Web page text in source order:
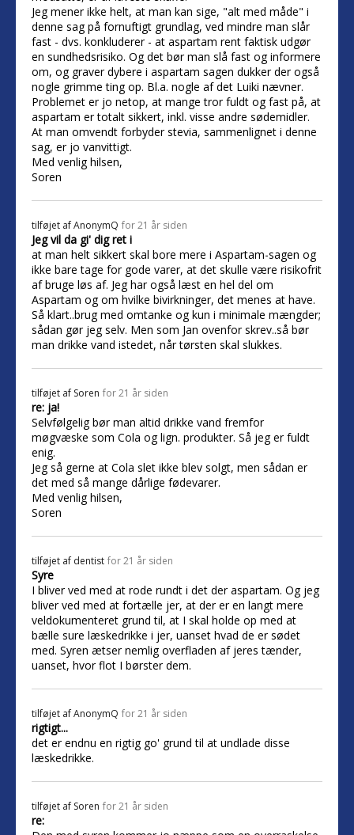
Jeg mener ikke helt, at man kan sige, "alt med måde" i
denne sag på fornuftigt grundlag, ved mindre man slår
fast - dvs. konkluderer - at aspartam rent faktisk udgør
en sundhedsrisiko. Og det bør man slå fast og informere
om, og graver dybere i aspartam sagen dukker der også
nogle grimme ting op. Bl.a. nogle af det Luiki nævner.
Problemet er jo netop, at mange tror fuldt og fast på, at
aspartam er totalt sikkert, inkl. visse andre sødemidler.
At man omvendt forbyder stevia, sammenlignet i denne
sag, er jo vanvittigt.
Med venlig hilsen,
Soren
tilføjet afAnonymQ for 21 år siden
Jeg vil da gi' dig ret i
at man helt sikkert skal bore mere i Aspartam-sagen og
ikke bare tage for gode varer, at det skulle være risikofrit
af bruge løs af. Jeg har også læst en hel del om
Aspartam og om hvilke bivirkninger, det menes at have.
Så klart..brug med omtanke og kun i minimale mængder;
sådan gør jeg selv. Men som Jan ovenfor skrev..så bør
man drikke vand istedet, når tørsten skal slukkes.
tilføjet af Soren for 21 år siden
re: ja!
Selvfølgelig bør man altid drikke vand fremfor
møgvæske som Cola og lign. produkter. Så jeg er fuldt
enig.
Jeg så gerne at Cola slet ikke blev solgt, men sådan er
det med så mange dårlige fødevarer.
Med venlig hilsen,
Soren
tilføjet af dentist for 21 år siden
Syre
I bliver ved med at rode rundt i det der aspartam. Og jeg
bliver ved med at fortælle jer, at der er en langt mere
veldokumenteret grund til, at I skal holde op med at
bælle sure læskedrikke i jer, uanset hvad de er sødet
med. Syren ætser nemlig overfladen af jeres tænder,
uanset, hvor flot I børster dem.
tilføjet afAnonymQ for 21 år siden
rigtigt...
det er endnu en rigtig go' grund til at undlade disse
læskedrikke.
tilføjet af Soren for 21 år siden
re: